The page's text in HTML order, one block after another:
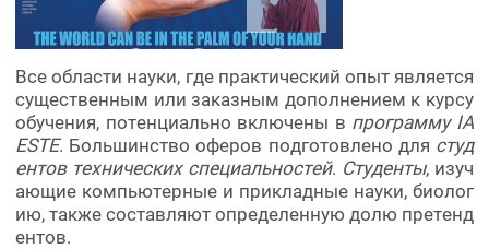
Все области науки, где практический опыт является
существенным или заказным дополнением к курсу
обучения, потенциально включены в программу IA
ESTE. Большинство оферов подготовлено для студ
ентов технических специальностей. Студенты, изуч
ающие компьютерные и прикладные науки, биолог
ию, также составляют определенную долю претенд
ентов.